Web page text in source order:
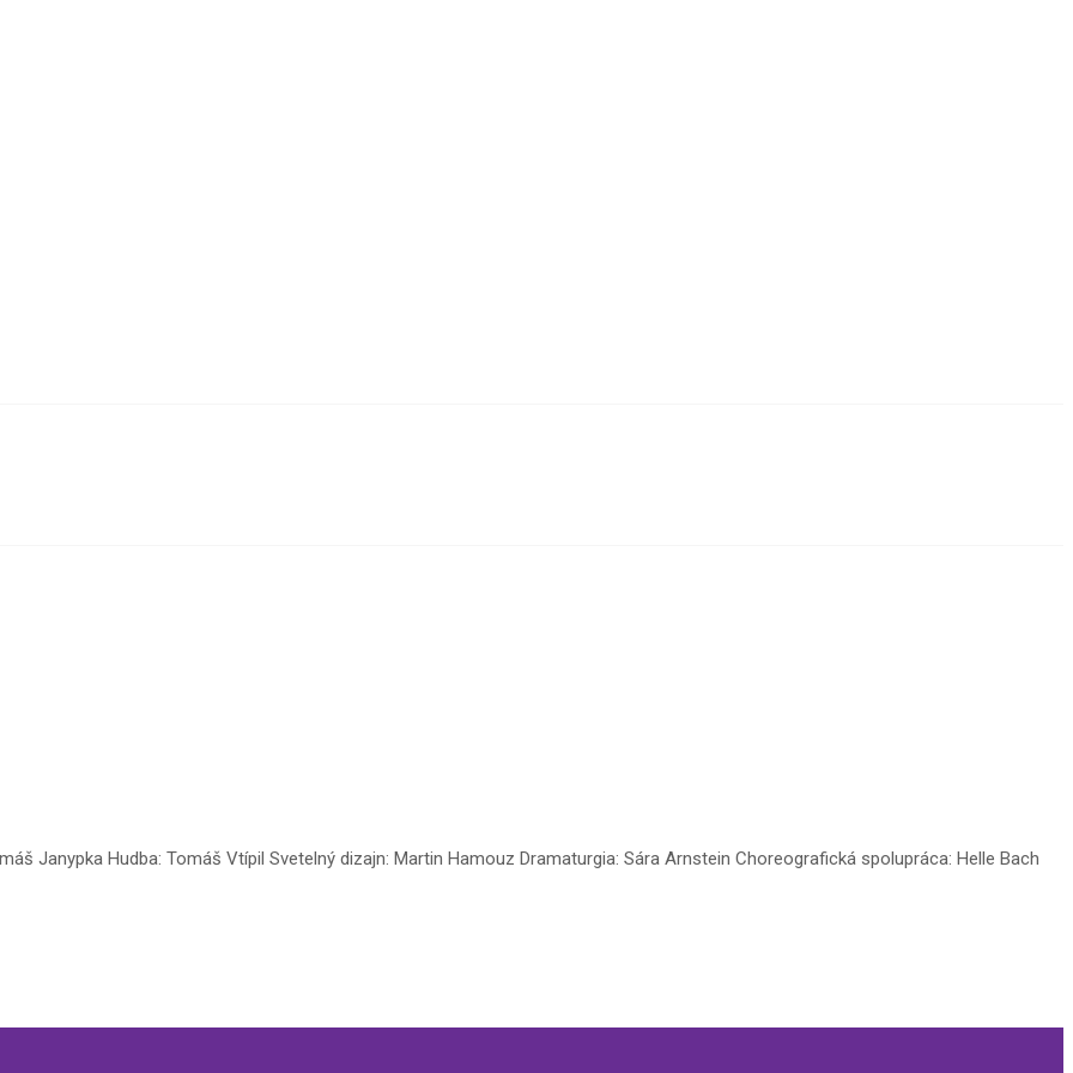
Janypka Hudba: Tomáš Vtípil Svetelný dizajn: Martin Hamouz Dramaturgia: Sára Arnstein Choreografická spolupráca: Helle Bach